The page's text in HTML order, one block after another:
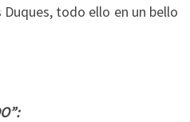
todo ello en un bello